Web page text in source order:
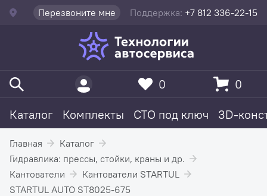
Перезвоните мне Поддержка: +7 812 336-22-15
Каталог Комплекты СТО под ключ 3D-
0 0
Главная
Каталог
Гидравлика: прессы, стойки, краны и др.
Кантователи
Кантователи STARTUL
STARTUL AUTO ST8025-675